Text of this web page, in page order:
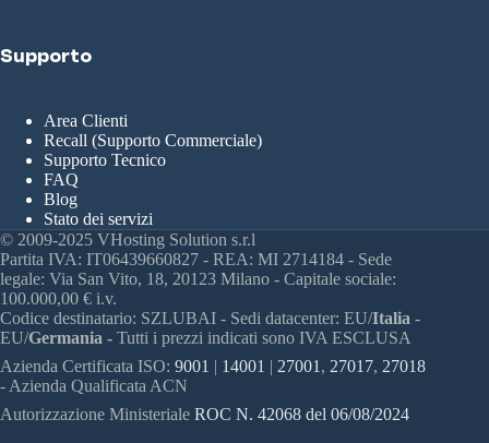
Supporto
Area Clienti
Recall (Supporto Commerciale)
Supporto Tecnico
FAQ
Blog
Stato dei servizi
© 2009-2025 VHosting Solution s.r.l
Partita IVA: IT06439660827 - REA: MI 2714184 - Sede
legale: Via San Vito, 18, 20123 Milano - Capitale sociale:
100.000,00 € i.v.
Codice destinatario: SZLUBAI - Sedi datacenter: EU/Italia -
EU/Germania - Tutti i prezzi indicati sono IVA ESCLUSA
Azienda Certificata ISO: 9001 | 14001 | 27001 , 27017, 27018
- Azienda Qualificata ACN
Autorizzazione Ministeriale ROC N. 42068 del 06/08/2024